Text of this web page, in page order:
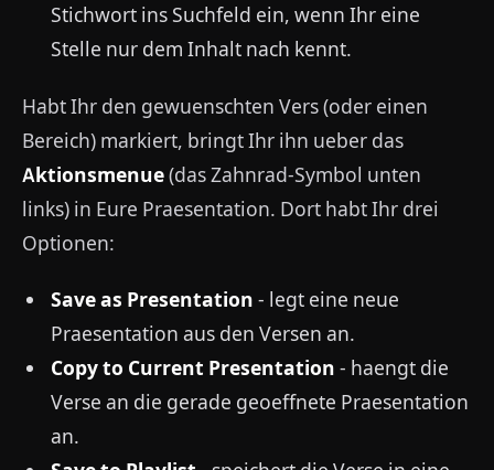
Stichwort ins Suchfeld ein, wenn Ihr eine
Stelle nur dem Inhalt nach kennt.
Habt Ihr den gewuenschten Vers (oder einen
Bereich) markiert, bringt Ihr ihn ueber das
Aktionsmenue(das Zahnrad-Symbol unten
links) in Eure Praesentation. Dort habt Ihr drei
Optionen:
Save as Presentation - legt eine neue
Praesentation aus den Versen an.
Copy to Current Presentation - haengt die
Verse an die gerade geoeffnete Praesentation
an.